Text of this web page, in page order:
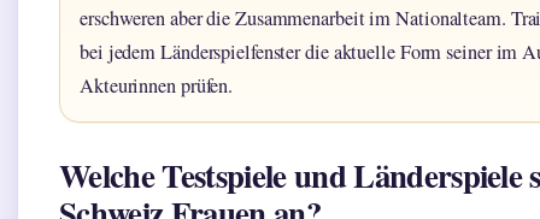
erschweren aber die Zusammenarbeit im Nationalteam.
bei jedem Länderspielfenster die aktuelle Form seiner im
Akteurinnen prüfen.
Welche Testspiele und Länderspiele